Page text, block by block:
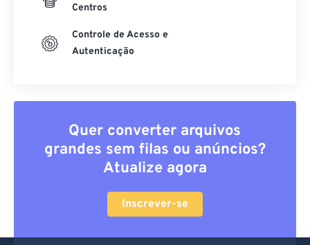
Centros
Controle de Acesso e
Autenticação
Quer converter arquivos
grandes sem filas ou anúncios?
Atualize agora
Inscrever-se